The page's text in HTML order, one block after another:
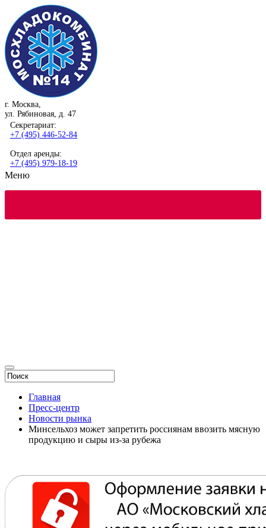
г. Москва,
ул. Рябиновая, д. 47
Секретариат:
+7 (495) 446-52-84
Отдел аренды:
+7 (495) 979-18-19
Меню
Главная
Пресс-центр
Новости рынка
Минсельхоз может запретить россиянам ввозить мясную
продукцию и сыры из-за рубежа